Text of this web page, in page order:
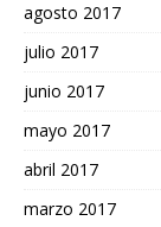
agosto 2017
julio 2017
junio 2017
mayo 2017
abril 2017
marzo 2017